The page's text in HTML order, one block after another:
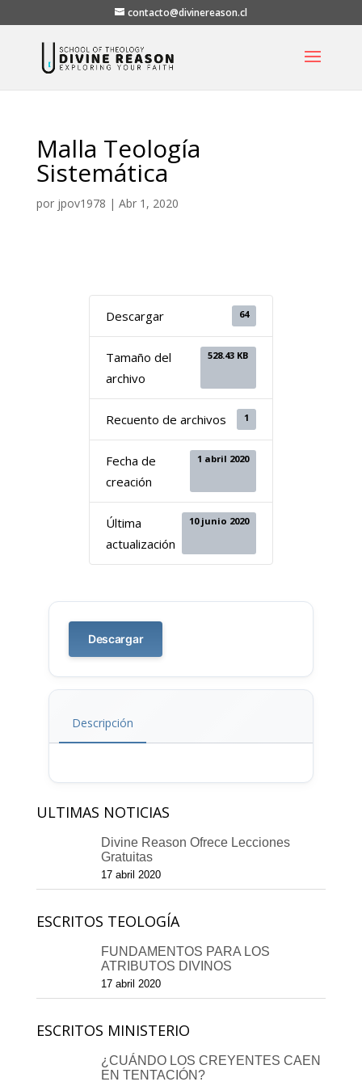
contacto@divinereason.cl
Malla Teología
Sistemática
por jpov1978 | Abr 1, 2020
Descargar 64
Tamaño del
archivo
528.43 KB
Recuento de archivos 1
Fecha de
creación
1 abril 2020
Última
actualización
10 junio 2020
Descargar
Descripción
ULTIMAS NOTICIAS
Divine Reason Ofrece Lecciones
Gratuitas
17 abril 2020
ESCRITOS TEOLOGÍA
FUNDAMENTOS PARA LOS
ATRIBUTOS DIVINOS
17 abril 2020
ESCRITOS MINISTERIO
¿CUÁNDO LOS CREYENTES CAEN
EN TENTACIÓN?